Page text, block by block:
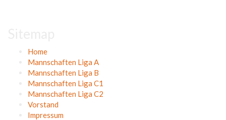
Home
Mannschaften Liga A
Mannschaften Liga B
Mannschaften Liga C1
Mannschaften Liga C2
Vorstand
Impressum